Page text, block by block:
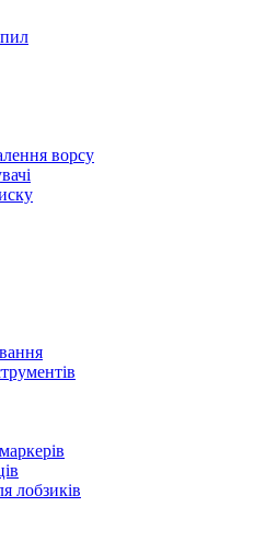
ворсу
лобзиків